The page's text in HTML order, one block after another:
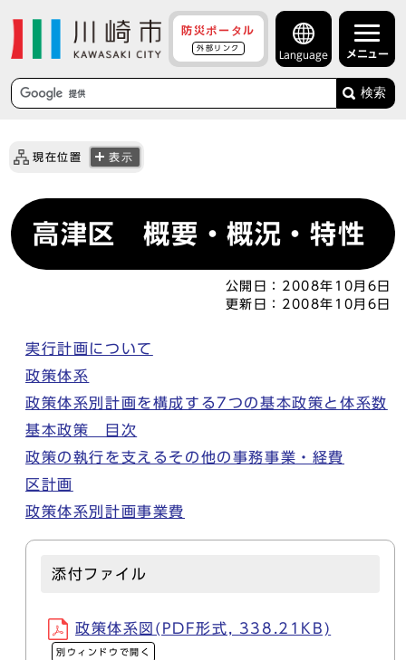
防災ポータル
外部リンク
Language メニュー
検索
現在位置 表示
高津区 概要・概況・特性
公開日： 2008年10月6日
更新日： 2008年10月6日
実行計画について
政策体系
政策体系別計画を構成する7つの基本政策と体系数
基本政策 目次
政策の執行を支えるその他の事務事業・経費
区計画
政策体系別計画事業費
添付ファイル
政策体系図(PDF形式, 338.21KB)
別ウィンドウで開く